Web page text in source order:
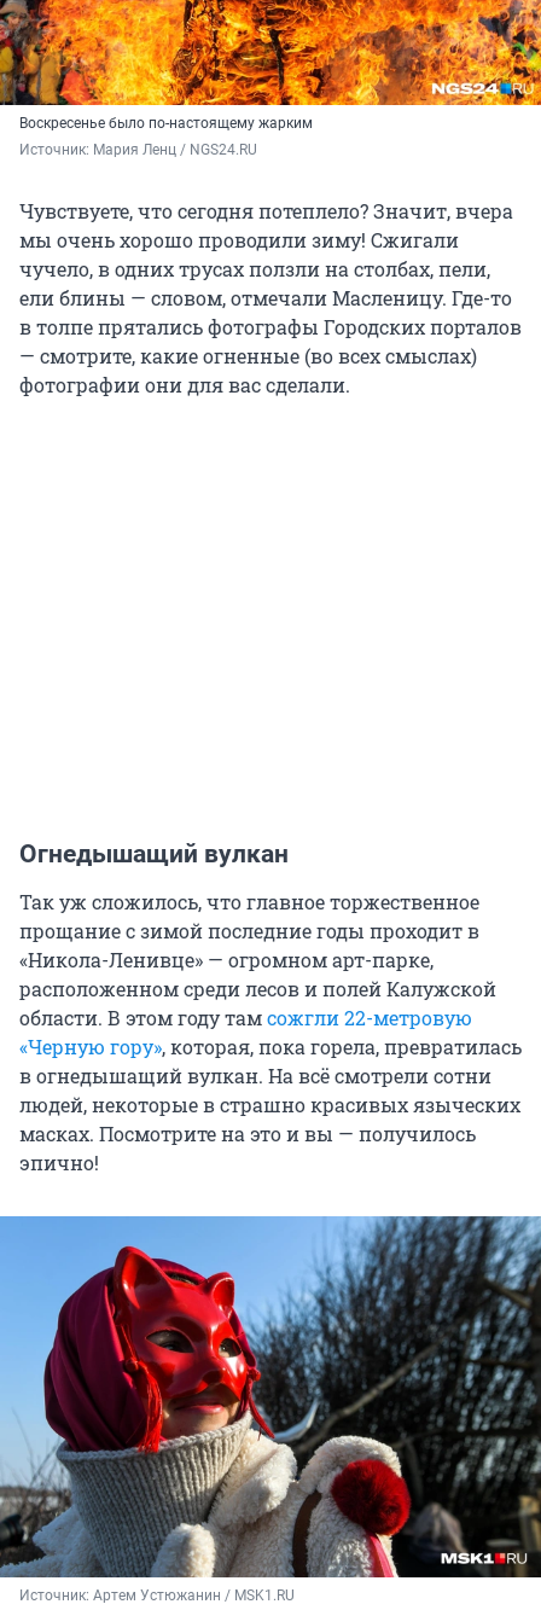
Воскресенье было по-настоящему жарким
Источник: Мария Ленц / NGS24.RU
Чувствуете, что сегодня потеплело? Значит, вчера
мы очень хорошо проводили зиму! Сжигали
чучело, в одних трусах ползли на столбах, пели,
ели блины — словом, отмечали Масленицу. Где-то
в толпе прятались фотографы Городских порталов
— смотрите, какие огненные (во всех смыслах)
фотографии они для вас сделали.
Огнедышащий вулкан
Так уж сложилось, что главное торжественное
прощание с зимой последние годы проходит в
«Никола-Ленивце» — огромном арт-парке,
расположенном среди лесов и полей Калужской
области. В этом году тамсожгли 22-метровую
«Черную гору», которая, пока горела, превратилась
в огнедышащий вулкан. На всё смотрели сотни
людей, некоторые в страшно красивых языческих
масках. Посмотрите на это и вы — получилось
эпично!
Источник: Артем Устюжанин / MSK1.RU